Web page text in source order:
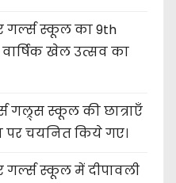
गर्ल्स स्कूल का 9th
वार्षिक खेल उत्सव का
गल्र्स स्कूल की छात्र‌ाएँ
पर चयनित किये गए।
स्कूल में दीपावली